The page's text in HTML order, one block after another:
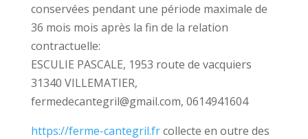
conservées pendant une période maximale de
36 mois mois après la fin de la relation
contractuelle:
ESCULIE PASCALE, 1953 route de vacquiers
31340 VILLEMATIER,
fermedecantegril@gmail.com, 0614941604
https://ferme-cantegril.frcollecte en outre des